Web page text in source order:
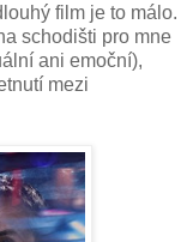
film je to málo.
schodišti pro mne
ani emoční),
mezi